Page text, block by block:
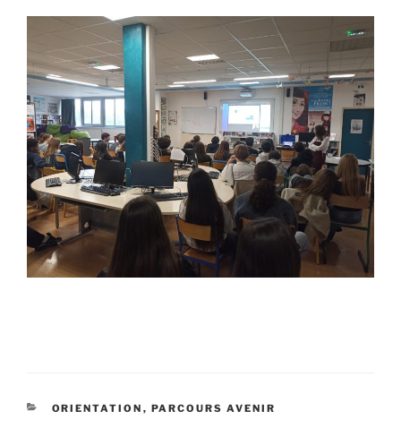
CATÉGORIES
ORIENTATION , PARCOURS AVENIR